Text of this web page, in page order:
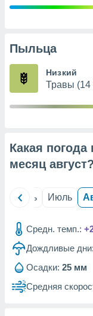
данных
рекламы
сведения
наших 1199
Пыльца
Низкий
Травы (14
Какая
месяц август?
Июнь Июль
Средн. темп.:
Дождливые дни:
Осадки: 25 мм
Средняя